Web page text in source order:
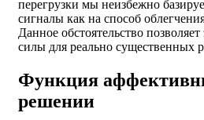
перегрузки мы неизбежно
сигналы как на способ
Данное обстоятельство
силы для реально существенных
Функция
решении